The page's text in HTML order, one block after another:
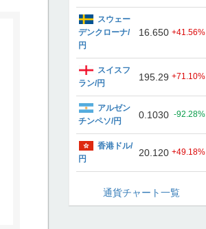
スウェー
デンクローナ/
円
16.650 +41.56%
スイスフ
ラン/円
195.29 +71.10%
アルゼン
チンペソ/円
0.1030 -92.28%
香港ドル/
円
20.120 +49.18%
通貨チャート一覧